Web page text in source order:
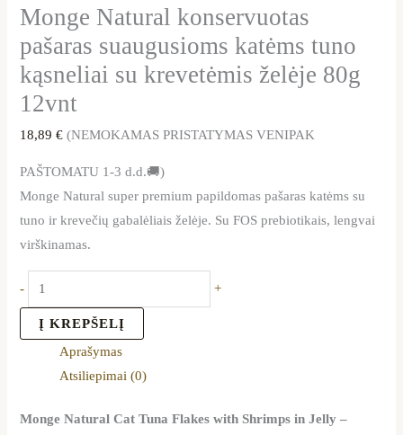
Monge Natural konservuotas
pašaras suaugusioms katėms tuno
kąsneliai su krevetėmis želėje 80g
12vnt
18,89€ (NEMOKAMAS PRISTATYMAS VENIPAK
PAŠTOMATU 1-3 d.d.🚚)
Monge Natural super premium papildomas pašaras katėms su
tuno ir krevečių gabalėliais želėje. Su FOS prebiotikais, lengvai
virškinamas.
- +
Į KREPŠELĮ
Aprašymas
Atsiliepimai (0)
Monge Natural Cat Tuna Flakes with Shrimps in Jelly –